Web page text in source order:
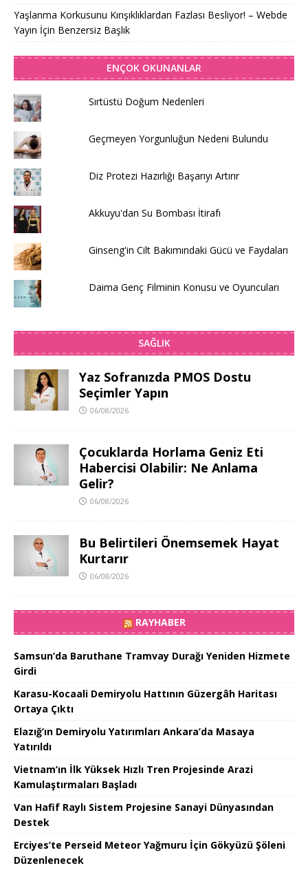
Yaşlanma Korkusunu Kırışıklıklardan Fazlası Besliyor! – Webde
Yayın İçin Benzersiz Başlık
ENÇOK OKUNANLAR
Sırtüstü Doğum Nedenleri
Geçmeyen Yorgunluğun Nedeni Bulundu
Diz Protezi Hazırlığı Başarıyı Artırır
Akkuyu'dan Su Bombası İtirafı
Ginseng'in Cilt Bakımındaki Gücü ve Faydaları
Daima Genç Filminin Konusu ve Oyuncuları
SAĞLIK
Yaz Sofranızda PMOS Dostu
Seçimler Yapın
06/08/2026
Çocuklarda Horlama Geniz Eti
Habercisi Olabilir: Ne Anlama
Gelir?
06/08/2026
Bu Belirtileri Önemsemek Hayat
Kurtarır
06/08/2026
RAYHABER
Samsun’da Baruthane Tramvay Durağı Yeniden Hizmete
Girdi
Karasu-Kocaali Demiryolu Hattının Güzergâh Haritası
Ortaya Çıktı
Elazığ’ın Demiryolu Yatırımları Ankara’da Masaya
Yatırıldı
Vietnam’ın İlk Yüksek Hızlı Tren Projesinde Arazi
Kamulaştırmaları Başladı
Van Hafif Raylı Sistem Projesine Sanayi Dünyasından
Destek
Erciyes’te Perseid Meteor Yağmuru İçin Gökyüzü Şöleni
Düzenlenecek